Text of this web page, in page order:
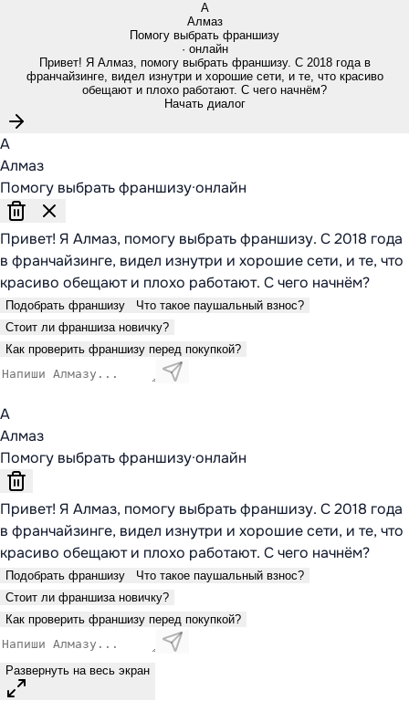
А
Алмаз
Помогу выбрать франшизу
· онлайн
Привет! Я Алмаз, помогу выбрать франшизу. С 2018 года в
франчайзинге, видел изнутри и хорошие сети, и те, что красиво
обещают и плохо работают. С чего начнём?
Начать диалог
А
Алмаз
Помогу выбрать франшизу·онлайн
Привет! Я Алмаз, помогу выбрать франшизу. С 2018 года
в франчайзинге, видел изнутри и хорошие сети, и те, что
красиво обещают и плохо работают. С чего начнём?
Подобрать франшизу
Что такое паушальный взнос?
Стоит ли франшиза новичку?
Как проверить франшизу перед покупкой?
А
Алмаз
Помогу выбрать франшизу·онлайн
Привет! Я Алмаз, помогу выбрать франшизу. С 2018 года
в франчайзинге, видел изнутри и хорошие сети, и те, что
красиво обещают и плохо работают. С чего начнём?
Подобрать франшизу
Что такое паушальный взнос?
Стоит ли франшиза новичку?
Как проверить франшизу перед покупкой?
Развернуть на весь экран